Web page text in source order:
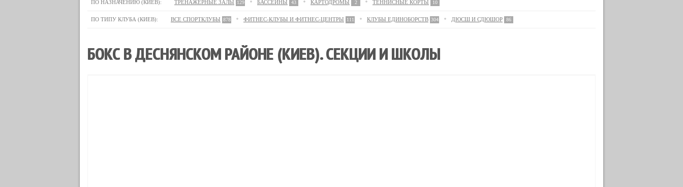
ПО НАЗНАЧЕНИЮ (КИЕВ): ТРЕНАЖЕРНЫЕ ЗАЛЫ 129 БАССЕЙНЫ 43 КАРТОДРОМЫ 2 ТЕННИСНЫЕ КОРТЫ 10
ПО ТИПУ КЛУБА (КИЕВ): ВСЕ СПОРТКЛУБЫ 878 ФИТНЕС-КЛУБЫ И ФИТНЕС-ЦЕНТРЫ 111 КЛУБЫ ЕДИНОБОРСТВ 304 ДЮСШ И СДЮШОР 86
БОКС В ДЕСНЯНСКОМ РАЙОНЕ (КИЕВ). СЕКЦИИ И ШКОЛЫ